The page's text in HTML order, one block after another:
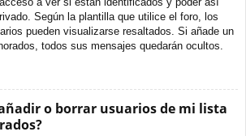
Según la plantilla que utilice el foro, los
pueden visualizarse resaltados. Si añade un
todos sus mensajes quedarán ocultos.
o borrar usuarios de mi lista